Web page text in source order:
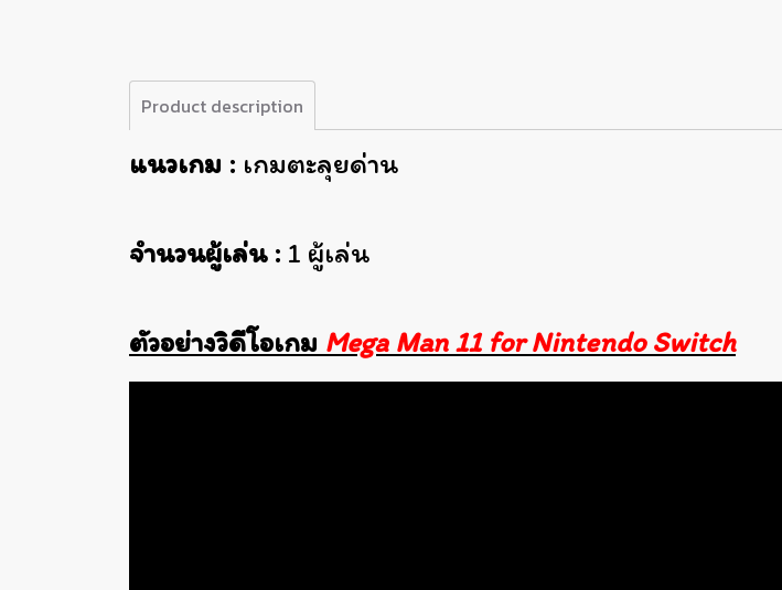
Product description
แนวเกม : เกมตะลุยด่าน
จำนวนผู้เล่น : 1 ผู้เล่น
ตัวอย่างวิดีโอเกม Mega Man 11 for Nintendo Switch